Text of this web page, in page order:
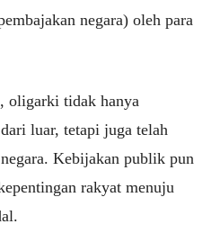
negara) oleh para
oligarki tidak hanya
luar, tetapi juga telah
Kebijakan publik pun
rakyat menuju